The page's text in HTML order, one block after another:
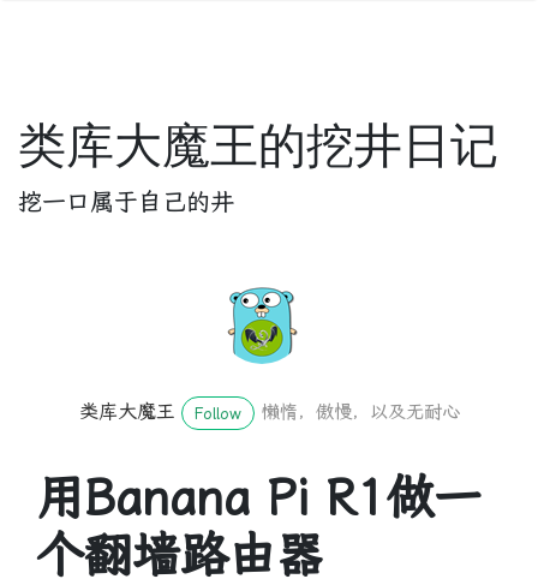
类库大魔王的挖井日记
挖一口属于自己的井
类库大魔王 Follow 懒惰，傲慢，以及无耐心
用Banana Pi R1做一
个翻墙路由器